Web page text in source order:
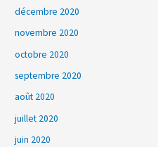
décembre 2020
novembre 2020
octobre 2020
septembre 2020
août 2020
juillet 2020
juin 2020